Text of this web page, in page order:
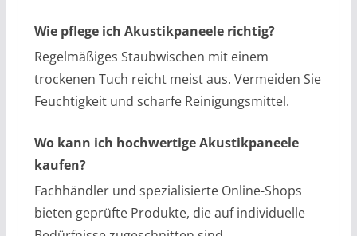
Wie pflege ich Akustikpaneele richtig?
Regelmäßiges Staubwischen mit einem
trockenen Tuch reicht meist aus. Vermeiden Sie
Feuchtigkeit und scharfe Reinigungsmittel.
Wo kann ich hochwertige Akustikpaneele
kaufen?
Fachhändler und spezialisierte Online-Shops
bieten geprüfte Produkte, die auf individuelle